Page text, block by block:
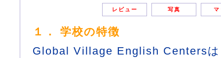
レビュー 写真 マ
１． 学校の特徴
Global Village English Centers